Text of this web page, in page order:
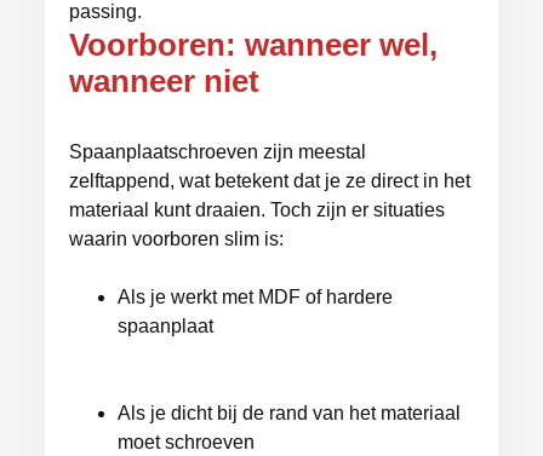
passing.
Voorboren: wanneer wel,
wanneer niet
Spaanplaatschroeven zijn meestal
zelftappend, wat betekent dat je ze direct in het
materiaal kunt draaien. Toch zijn er situaties
waarin voorboren slim is:
Als je werkt met MDF of hardere
spaanplaat
Als je dicht bij de rand van het materiaal
moet schroeven